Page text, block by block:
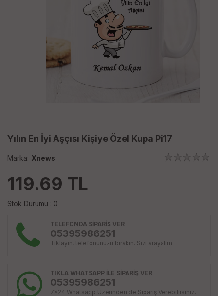
Yılın En İyi Aşçısı Kişiye Özel Kupa Pi17
Marka: Xnews
119.69 TL
Stok Durumu : 0
TELEFONDA SİPARİŞ VER
05395986251
Tıklayın, telefonunuzu bırakın. Sizi arayalım.
TIKLA WHATSAPP İLE SİPARİŞ VER
05395986251
7x24 Whatsapp Üzerinden de Sipariş Verebilirsiniz.